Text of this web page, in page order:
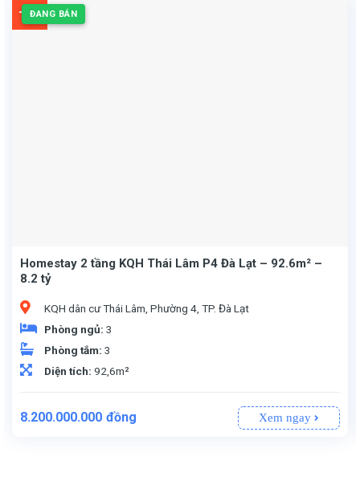
ĐANG BÁN
-4%
Homestay 2 tầng KQH Thái Lâm P4 Đà Lạt – 92.6m² –
8.2 tỷ
KQH dân cư Thái Lâm, Phường 4, TP. Đà Lạt
Phòng ngủ:3
Phòng tắm:3
Diện tích:92,6m²
Giá
8.200.000.000 đồng Xem ngay